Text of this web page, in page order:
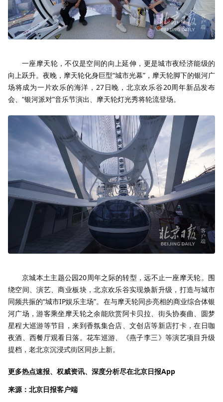
一座摩天轮，不仅是空间的向上延伸，更是城市夜经济能级的
向上跃升。夜晚，摩天轮化身巨型“城市光幕”，摩天轮脚下的银河广
场将成为一片欢乐的海洋，27日晚，北京欢乐谷20周年新品发布
会、“银河派对”音乐节演出、摩天轮灯光秀将轮流登场。
京城本土主题公园20周年之际的转型，远不止一座摩天轮。围
绕空间、演艺、商业板块，北京欢乐谷实现焕新升级，打造与城市
同频共振的“城市IP娱乐主场”。在与摩天轮同步亮相的商业综合体银
河广场，游客乘坐摩天轮之余能欣赏阿卡贝拉、街头协奏曲、圆梦
星程大巡游等节目，来到香氛集合店、文创店等新店打卡，在日咖
夜酒、西餐厅观看日落。花车巡游、《燕子李三》等演艺项目升级
提档，老北京沉浸式街区同步上新。
更多热点速报、权威资讯、深度分析尽在北京日报App
来源：北京日报客户端